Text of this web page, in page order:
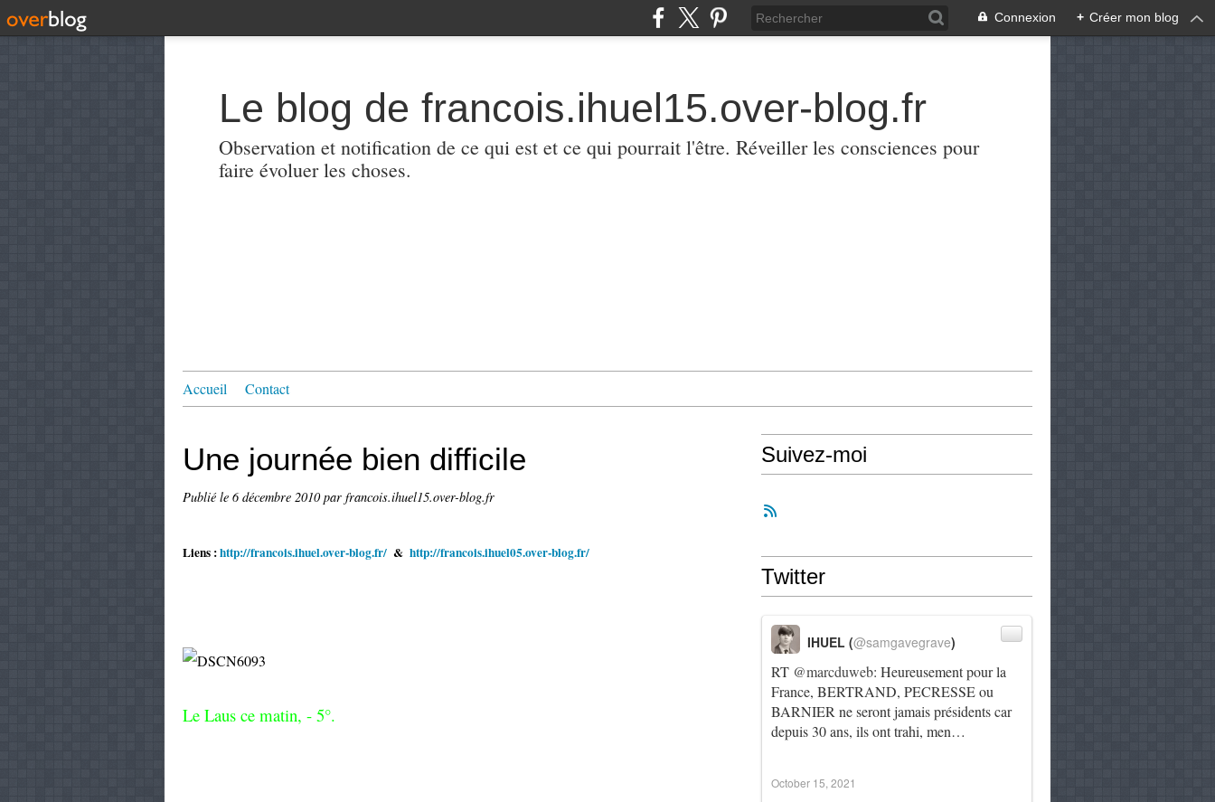
Connexion + Créer mon blog
Le blog de francois.ihuel15.over-blog.fr
Observation et notification de ce qui est et ce qui pourrait l'être. Réveiller les consciences pour
faire évoluer les choses.
Accueil Contact
Une journée bien difficile
Publié le 6 décembre 2010par francois.ihuel15.over-blog.fr
Liens :http://francois.ihuel.over-blog.fr/ & http://francois.ihuel05.over-blog.fr/
Le Laus ce matin, - 5°.
Suivez-moi
Twitter
RT @marcduweb: Heureusement pour la
France, BERTRAND, PECRESSE ou
BARNIER ne seront jamais présidents car
depuis 30 ans, ils ont trahi, men…
IHUEL (@samgavegrave)
October 15, 2021